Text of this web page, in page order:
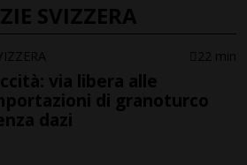
SVIZZERA
22 min
via libera alle
di granoturco
dazi